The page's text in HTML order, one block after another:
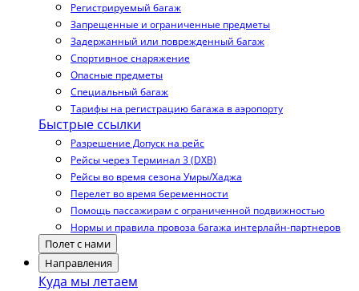
Регистрируемый багаж
Запрещенные и ограниченные предметы
Задержанный или поврежденный багаж
Спортивное снаряжение
Опасные предметы
Специальный багаж
Тарифы на регистрацию багажа в аэропорту
Быстрые ссылки
Разрешение Допуск на рейс
Рейсы через Терминал 3 (DXB)
Рейсы во время сезона Умры/Хаджа
Перелет во время беременности
Помощь пассажирам с ограниченной подвижностью
Нормы и правила провоза багажа интерлайн-партнеров
Полет с нами
Направления
Куда мы летаем